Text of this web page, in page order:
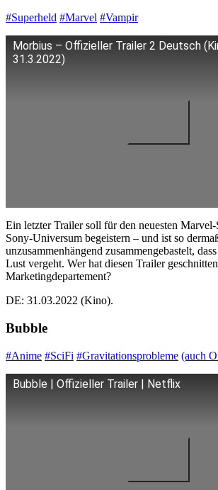
#Superheld #Marvel #Vampir
Morbius – Offizieller Trailer 2 Deutsch
31.3.2022)
Ein letzter Trailer soll für den neuesten
Sony-Universum begeistern – und ist so
unzusammenhängend zusammengebastelt,
Lust vergeht. Wer hat diesen Trailer
Marketingdepartement?
DE: 31.03.2022 (Kino).
Bubble
#Anime #SciFi #Gravitationsprobleme (auch
Bubble | Offizieller Trailer | Netflix